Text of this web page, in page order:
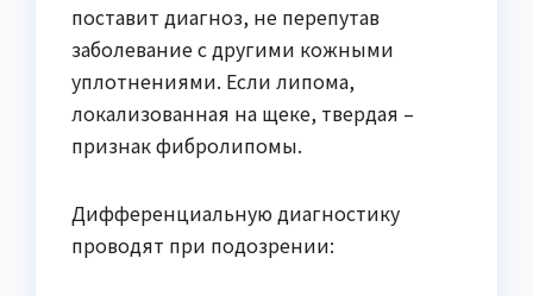
поставит диагноз, не перепутав
заболевание с другими кожными
уплотнениями. Если липома,
локализованная на щеке, твердая –
признак фибролипомы.
Дифференциальную диагностику
проводят при подозрении: